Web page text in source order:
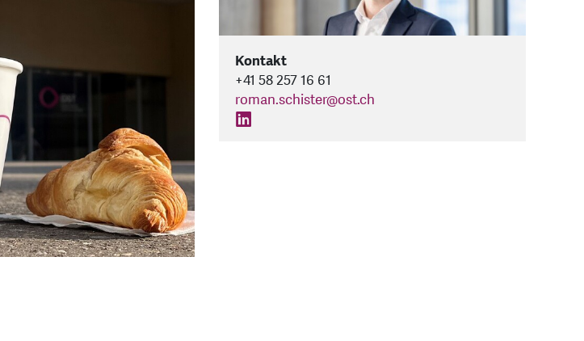
Kontakt
+41 58 257 16 61
roman.schister@ost.ch
find us on: linkedin